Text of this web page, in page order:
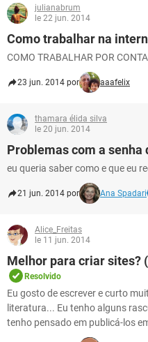
julianabrum
le 22 jun. 2014
Como trabalhar na
COMO TRABALHAR POR
23 jun. 2014 por aaafelix
thamara élida silva
le 20 jun. 2014
Problemas com a senha
eu queria saber como e que eu
21 jun. 2014 por Ana Spadari
Alice_Freitas
le 11 jun. 2014
Melhor para criar sites?
Resolvido
Eu gosto de escrever e curto
literatura... Eu tenho alguns
tenho pensado em publicá-los